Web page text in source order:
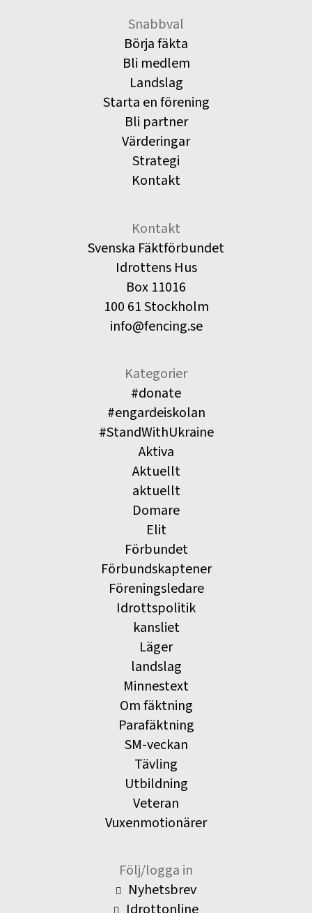
Snabbval
Börja fäkta
Bli medlem
Landslag
Starta en förening
Bli partner
Värderingar
Strategi
Kontakt
Kontakt
Svenska Fäktförbundet
Idrottens Hus
Box 11016
100 61 Stockholm
info@fencing.se
Kategorier
#donate
#engardeiskolan
#StandWithUkraine
Aktiva
Aktuellt
aktuellt
Domare
Elit
Förbundet
Förbundskaptener
Föreningsledare
Idrottspolitik
kansliet
Läger
landslag
Minnestext
Om fäktning
Parafäktning
SM-veckan
Tävling
Utbildning
Veteran
Vuxenmotionärer
Följ/logga in
Nyhetsbrev